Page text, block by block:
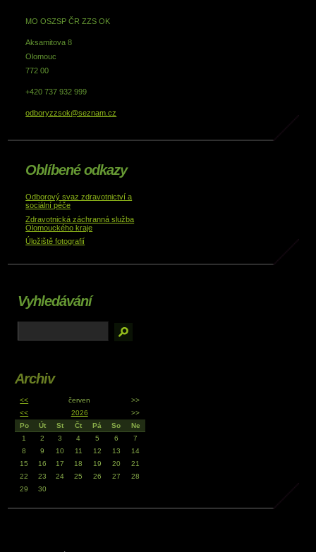
MO OSZSP ČR ZZS OK
Aksamitova 8
Olomouc
772 00
+420 737 932 999
odboryzzsok@seznam.cz
Oblíbené odkazy
Odborový svaz zdravotnictví a
sociální péče
Zdravotnická záchranná služba
Olomouckého kraje
Úložiště fotografií
Vyhledávání
Archiv
<< červen
>>
<<
2026
>>
Po
Út St Čt Pá So
Ne
1
2 3 4 5 6
7
8
9 10 11 12 13
14
15
16 17 18 19 20
21
22
23 24 25 26 27
28
29
30